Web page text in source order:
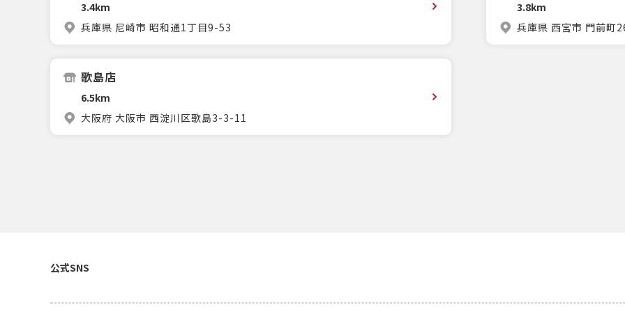
3.4km
兵庫県 尼崎市 昭和通1丁目9-53
3.8km
兵庫県 西宮市 門前町
歌島店
6.5km
大阪府 大阪市 西淀川区歌島3-3-11
公式SNS